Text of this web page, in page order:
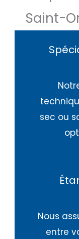
Saint-
sec ou
Nous
entre